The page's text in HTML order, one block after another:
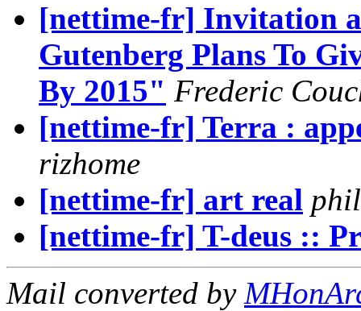
[nettime-fr] Invitation
Gutenberg Plans To
By 2015" Frederic
[nettime-fr] Terra :
rizhome
[nettime-fr] art real
[nettime-fr] T-deus ::
Mail converted by